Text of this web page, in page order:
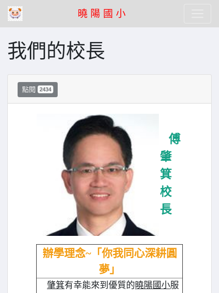
曉 陽 國 小
我們的校長
點閱 2434
傅
肇
箕
校
長
辦學理念~「你我同心深耕圓
夢」
肇箕有幸能來到優質的曉陽國小服